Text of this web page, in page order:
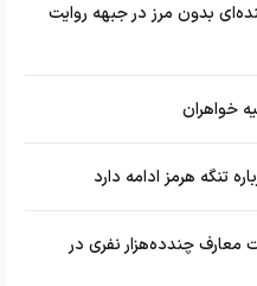
بدون مرز در جبهه روایت
خواهران
تنگه هرمز ادامه دارد
معارف چندده‌هزار نفری در